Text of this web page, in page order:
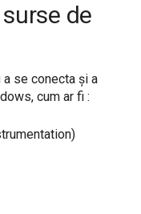
de
se conecta și a
cum ar fi :